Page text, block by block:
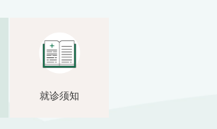
就诊须知